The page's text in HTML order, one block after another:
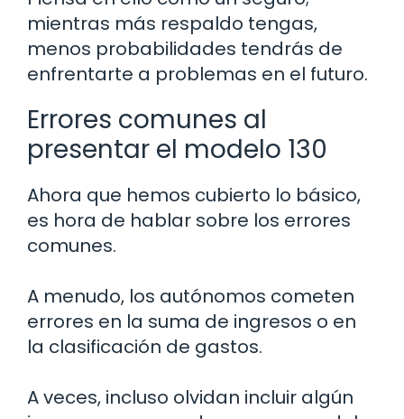
mientras más respaldo tengas,
menos probabilidades tendrás de
enfrentarte a problemas en el futuro.
Errores comunes al
presentar el modelo 130
Ahora que hemos cubierto lo básico,
es hora de hablar sobre los errores
comunes.
A menudo, los autónomos cometen
errores en la suma de ingresos o en
la clasificación de gastos.
A veces, incluso olvidan incluir algún